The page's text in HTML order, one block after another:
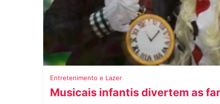
Entretenimento e Lazer
Musicais infantis divertem as